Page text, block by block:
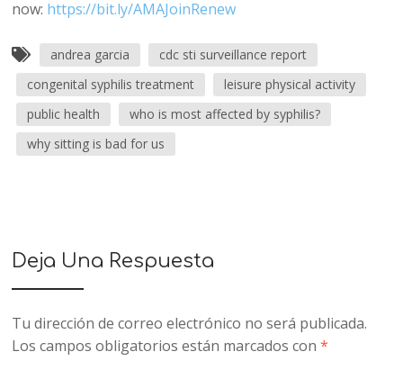
now: https://bit.ly/AMAJoinRenew
andrea garcia
cdc sti surveillance report
congenital syphilis treatment
leisure physical activity
public health
who is most affected by syphilis?
why sitting is bad for us
Deja Una Respuesta
Tu dirección de correo electrónico no será publicada.
Los campos obligatorios están marcados con*